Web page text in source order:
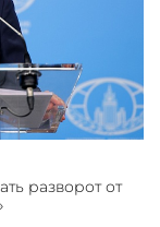
разворот от